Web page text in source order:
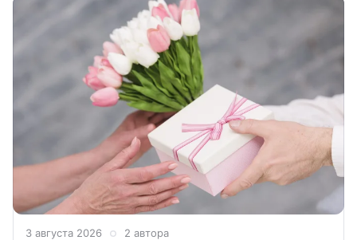
3 августа 2026 2 автора